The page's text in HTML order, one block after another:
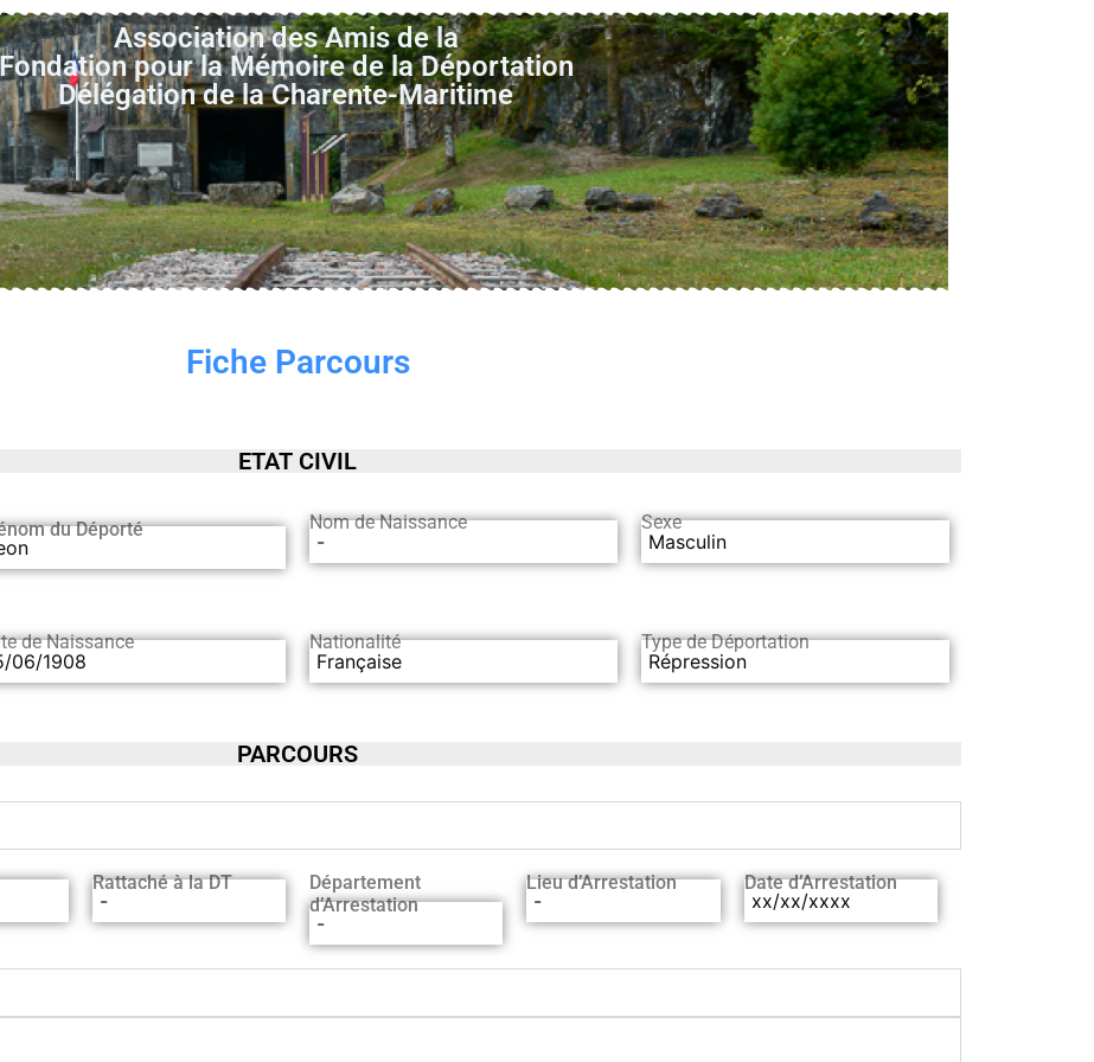
Association des Amis de la
pour la Mémoire de la Déportation
Délégation de la Charente-Maritime
Fiche Parcours
ETAT CIVIL
du Déporté Nom de Naissance
-
Sexe
Masculin
de Naissance
06/1908
Nationalité
Française
Type de Déportation
Répression
PARCOURS
Rattaché à la DT
-
Département
d’Arrestation
-
Lieu d’Arrestation
-
Date d’Arrestation
xx/xx/xxxx